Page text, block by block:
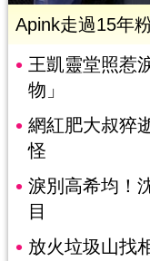
Apink走過15年
王凱靈堂照惹
物」
網紅肥大叔猝
怪
淚別高希均！
目
放火垃圾山找